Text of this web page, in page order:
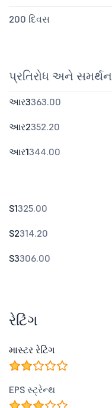
200 દિવસ
પ્રતિરોધ અને સમર્થન
આર3363.00
આર2352.20
આર1344.00
S1325.00
S2314.20
S3306.00
રેટિંગ
માસ્ટર રેટિંગ
EPS સ્ટ્રેન્થ